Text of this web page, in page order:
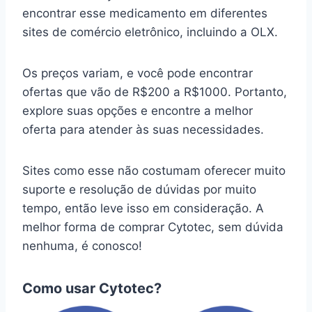
encontrar esse medicamento em diferentes
sites de comércio eletrônico, incluindo a OLX.
Os preços variam, e você pode encontrar
ofertas que vão de R$200 a R$1000. Portanto,
explore suas opções e encontre a melhor
oferta para atender às suas necessidades.
Sites como esse não costumam oferecer muito
suporte e resolução de dúvidas por muito
tempo, então leve isso em consideração. A
melhor forma de comprar Cytotec, sem dúvida
nenhuma, é conosco!
Como usar Cytotec?